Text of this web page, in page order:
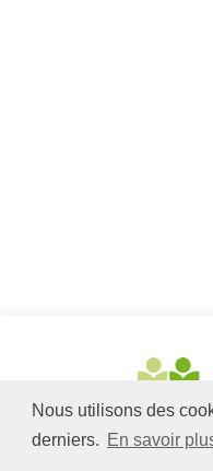
Nous utilisons des
derniers. En savoir